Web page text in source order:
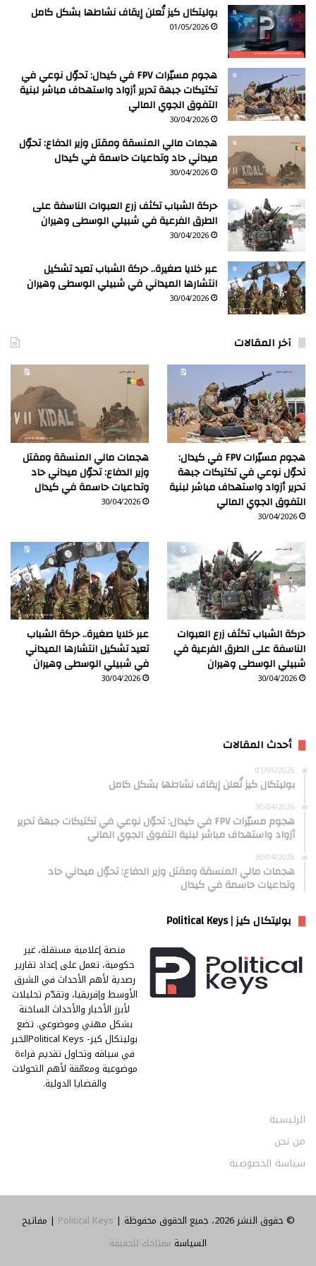
بوليتكال كيز تُعلن إيقاف نشاطها بشكل كامل
01/05/2026
هجوم مسيّرات FPV في كيدال: تحوّل نوعي في
تكتيكات جبهة تحرير أزواد واستهداف مباشر لبنية
التفوق الجوي المالي
30/04/2026
هجمات مالي المنسقة ومقتل وزير الدفاع: تحوّل
ميداني حاد وتداعيات حاسمة في كيدال
30/04/2026
حركة الشباب تكثف زرع العبوات الناسفة على
الطرق الفرعية في شبيلي الوسطى وهيران
30/04/2026
عبر خلايا صغيرة.. حركة الشباب تعيد تشكيل
انتشارها الميداني في شبيلي الوسطى وهيران
30/04/2026
آخر المقالات
هجوم مسيّرات FPV في كيدال:
تحوّل نوعي في تكتيكات جبهة
تحرير أزواد واستهداف مباشر لبنية
التفوق الجوي المالي
30/04/2026
هجمات مالي المنسقة ومقتل
وزير الدفاع: تحوّل ميداني حاد
وتداعيات حاسمة في كيدال
30/04/2026
حركة الشباب تكثف زرع العبوات
الناسفة على الطرق الفرعية في
شبيلي الوسطى وهيران
30/04/2026
عبر خلايا صغيرة.. حركة الشباب
تعيد تشكيل انتشارها الميداني
في شبيلي الوسطى وهيران
30/04/2026
أحدث المقالات
01/05/2026
بوليتكال كيز تُعلن إيقاف نشاطها بشكل كامل
30/04/2026
هجوم مسيّرات FPV في كيدال: تحوّل نوعي في تكتيكات جبهة تحرير
أزواد واستهداف مباشر لبنية التفوق الجوي المالي
30/04/2026
هجمات مالي المنسقة ومقتل وزير الدفاع: تحوّل ميداني حاد
وتداعيات حاسمة في كيدال
بوليتكال كيز | Political Keys
منصة إعلامية مستقلة، غير
حكومية، تعمل على إعداد تقارير
رصدية لأهم الأحداث في الشرق
الأوسط وإفريقيا، وتقدّم تحليلات
لأبرز الأخبار والأحداث الساخنة
بشكل مهني وموضوعي. تضع
بوليتكال كيز- Political Keysالخبر
في سياقه وتحاول تقديم قراءة
موضوعية ومعمّقة لأهم التحولات
والقضايا الدولية.
الرئيسية
من نحن
سياسة الخصوصية
© حقوق النشر 2026، جميع الحقوق محفوظة | Political Keys | مفاتيح
السياسة مفتاحك للحقيقة